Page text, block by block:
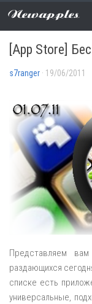
Newapples
РАСПРОДАЖИ
[App Store]
s7ranger · 19/06/2011
Представляем
раздающихся
списке есть
универсальные,